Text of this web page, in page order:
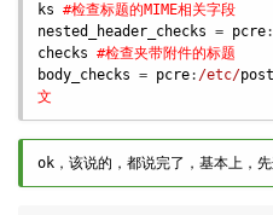
ks #检查标题的MIME相关字段
nested_header_checks = pcre:
checks #检查夹带附件的标题
body_checks = pcre: /etc/
文
ok，该说的，都说完了，基本上，先